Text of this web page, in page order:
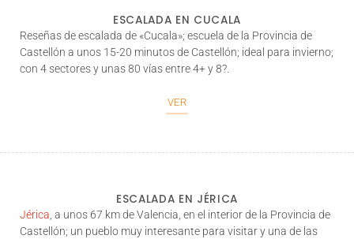
ESCALADA EN CUCALA
Reseñas de escalada de «Cucala»; escuela de la Provincia de
Castellón a unos 15-20 minutos de Castellón; ideal para invierno;
con 4 sectores y unas 80 vías entre 4+ y 8?.
VER
ESCALADA EN JÉRICA
Jérica , a unos 67 km de Valencia, en el interior de la Provincia de
Castellón; un pueblo muy interesante para visitar y una de las